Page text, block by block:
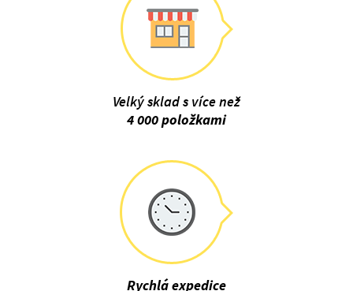
Velký sklad s více než
4 000 položkami
Rychlá expedice